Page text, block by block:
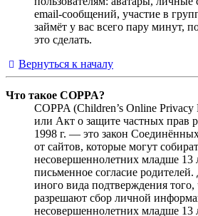
email-сообщений, участие в
займёт у вас всего пару минут,
это сделать.
Вернуться к началу
Что такое COPPA?
COPPA (Children’s Online
или Акт о защите частных прав
1998 г. — это закон
от сайтов, которые могут
несовершеннолетних младше 13
письменное согласие
иного вида подтверждения
разрешают сбор личной
несовершеннолетних младше 13